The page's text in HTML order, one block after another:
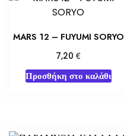
MARS 12 – FUYUMI SORYO
7,20€
Προσθήκη στο καλάθι